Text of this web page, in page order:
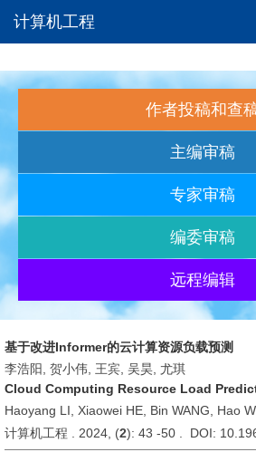
计算机工程
作者投稿和查
主编审稿
专家审稿
编委审稿
远程编辑
基于改进Informer的云计算资源负载预测
李浩阳, 贺小伟, 王宾, 吴昊, 尤琪
Cloud Computing Resource Load
Haoyang LI, Xiaowei HE, Bin WANG, Hao
计算机工程 . 2024, (2): 43 -50 . DOI: